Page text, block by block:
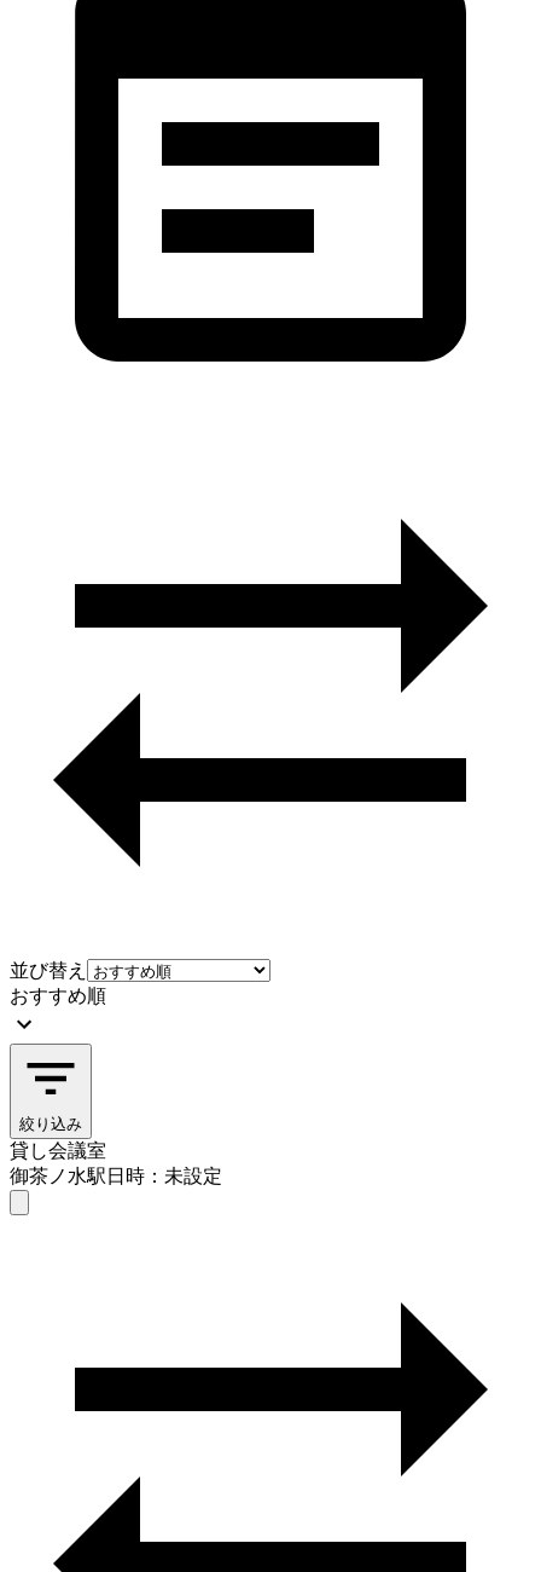
並び替え
おすすめ順
絞り込み
貸し会議室
御茶ノ水駅日時：未設定